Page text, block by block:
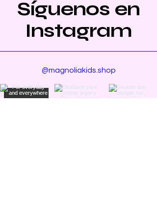
Síguenos en
Instagram
@magnoliakids.shop